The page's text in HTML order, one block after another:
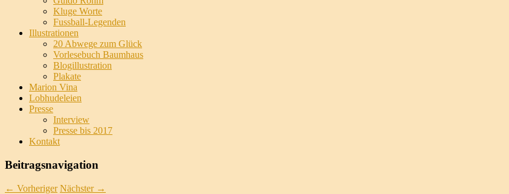
Kluge Worte
Fussball-Legenden
Illustrationen
20 Abwege zum Glück
Vorlesebuch Baumhaus
Blogillustration
Plakate
Marion Vina
Lobhudeleien
Presse
Interview
Presse bis 2017
Kontakt
Beitragsnavigation
← Vorheriger Nächster →